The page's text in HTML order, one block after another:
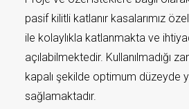
pasif kilitli katlanır kasalarımız
ile kolaylıkla katlanmakta ve
açılabilmektedir. Kullanılmadığı
kapalı şekilde optimum düzeyde
sağlamaktadır.